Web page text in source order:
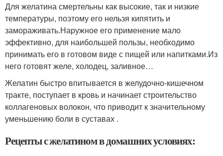
Для желатина смертельны как высокие, так и низкие
температуры, поэтому его нельзя кипятить и
замораживать.Наружное его применение мало
эффективно, для наибольшей пользы, необходимо
принимать его в готовом виде с пищей или напитками.Из
него готовят желе, холодец, заливное…
Желатин быстро впитывается в желудочно-кишечном
тракте, поступает в кровь и начинает строительство
коллагеновых волокон, что приводит к значительному
уменьшению боли в суставах .
Рецепты с желатином в домашних условиях: